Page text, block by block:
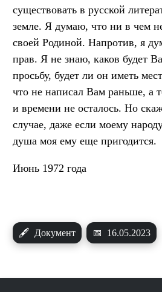
существовать в русской
земле. Я думаю, что ни в чем
своей Родиной. Напротив, я
прав. Я не знаю, каков будет
просьбу, будет ли он иметь
что не написал Вам раньше, а
и времени не осталось. Но
случае, даже если моему
душа моя ему еще пригодится.
Июнь 1972 года
🖋 Документ 📅 16.05.2023